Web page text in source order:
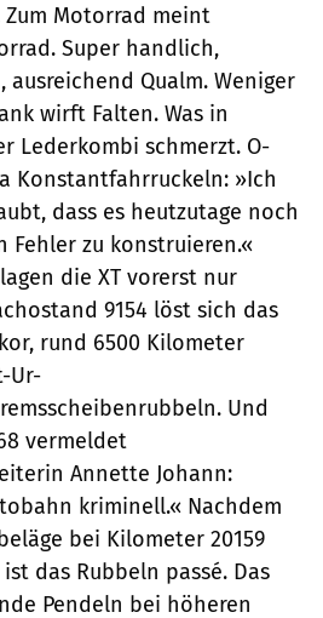
Zum Motorrad meint
Super handlich,
Qualm. Weniger
wirft Falten. Was in
Lederkombi schmerzt. O-
Konstantfahrruckeln: »Ich
dass es heutzutage noch
Fehler zu konstruieren.«
die XT vorerst nur
9154 löst sich das
rund 6500 Kilometer
Ur-
Und
vermeldet
Annette Johann:
kriminell.« Nachdem
bei Kilometer 20159
das Rubbeln passé. Das
Pendeln bei höheren